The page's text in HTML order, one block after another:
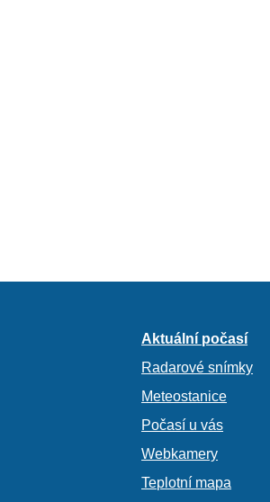
Aktuální počasí
Radarové snímky
Meteostanice
Počasí u vás
Webkamery
Teplotní mapa